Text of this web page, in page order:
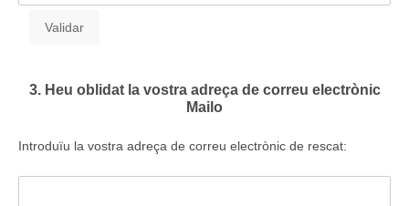
3. Heu oblidat la vostra adreça de correu electrònic
Mailo
Introduïu la vostra adreça de correu electrònic de rescat: